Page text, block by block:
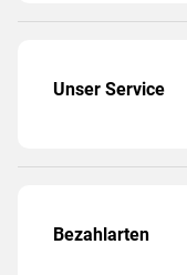
Unser Service
Bezahlarten